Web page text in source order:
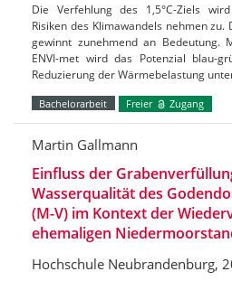
Die Verfehlung des 1,5°C-Ziels
Risiken des Klimawandels nehmen zu.
gewinnt zunehmend an Bedeutung.
ENVI-met wird das Potenzial blau-
Reduzierung der Wärmebelastung
Bachelorarbeit Freier Zugang
Martin Gallmann
Einfluss der
Wasserqualität des
(M-V) im Kontext der
ehemaligen
Hochschule Neubrandenburg,